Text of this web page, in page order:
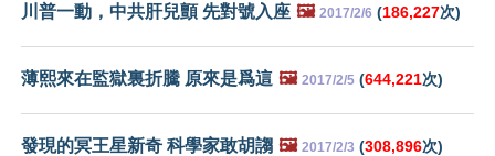
川普一動，中共肝兒顫 先對號入座 🖼️ 2017/2/6 (186,227次)
薄熙來在監獄裏折騰 原來是爲這 🖼️ 2017/2/5 (644,221次)
發現的冥王星新奇 科學家敢胡謅 🖼️ 2017/2/3 (308,896次)